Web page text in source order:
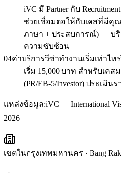
iVC มี Partner กับ
ช่วยเชื่อมต่อให้กับเคสที่มีคุ
ภาษา + ประสบการณ์) — บ
ความซับซ้อน
04ค่าบริการวีซ่าทำงานเริ่มเท่าไห
เริ่ม 15,000 บาท สำหรับเค
(PR/EB-5/Investor) ประเมินร
แหล่งข้อมูล:iVC — International
2026
เขตในกรุงเทพมหานคร · Bang Rak